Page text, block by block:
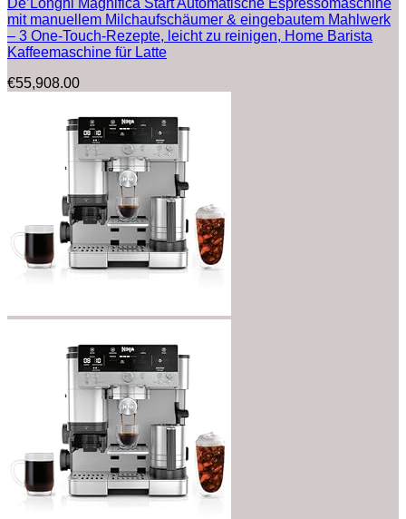
mit manuellem Milchaufschäumer & eingebautem Mahlwerk
– 3 One-Touch-Rezepte, leicht zu reinigen, Home Barista
Kaffeemaschine für Latte
€55,908.00